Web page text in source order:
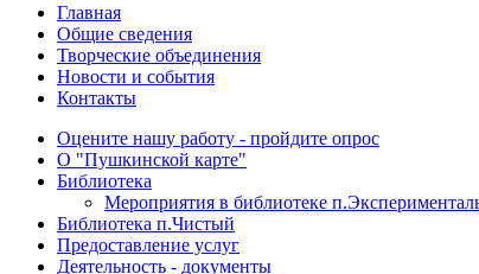
Главная
Общие сведения
Творческие объединения
Новости и события
Контакты
Оцените нашу работу - пройдите опрос
О "Пушкинской карте"
Библиотека
Мероприятия в библиотеке
Библиотека п.Чистый
Предоставление услуг
Деятельность - документы